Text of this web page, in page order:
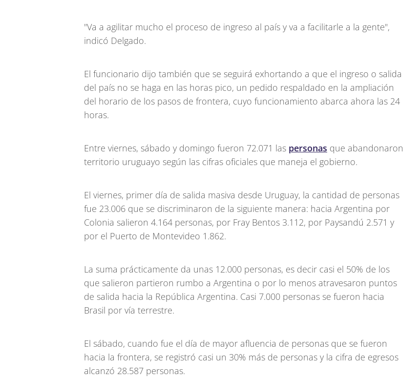
"Va a agilitar mucho el proceso de ingreso al país y va a facilitarle a la gente",
indicó Delgado.
El funcionario dijo también que se seguirá exhortando a que el ingreso o salida
del país no se haga en las horas pico, un pedido respaldado en la ampliación
del horario de los pasos de frontera, cuyo funcionamiento abarca ahora las 24
horas.
Entre viernes, sábado y domingo fueron 72.071 las personas que abandonaron
territorio uruguayo según las cifras oficiales que maneja el gobierno.
El viernes, primer día de salida masiva desde Uruguay, la cantidad de personas
fue 23.006 que se discriminaron de la siguiente manera: hacia Argentina por
Colonia salieron 4.164 personas, por Fray Bentos 3.112, por Paysandú 2.571 y
por el Puerto de Montevideo 1.862.
La suma prácticamente da unas 12.000 personas, es decir casi el 50% de los
que salieron partieron rumbo a Argentina o por lo menos atravesaron puntos
de salida hacia la República Argentina. Casi 7.000 personas se fueron hacia
Brasil por vía terrestre.
El sábado, cuando fue el día de mayor afluencia de personas que se fueron
hacia la frontera, se registró casi un 30% más de personas y la cifra de egresos
alcanzó 28.587 personas.